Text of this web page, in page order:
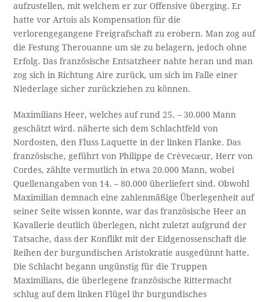
aufzustellen, mit welchem er zur Offensive überging. Er
hatte vor Artois als Kompensation für die
verlorengegangene Freigrafschaft zu erobern. Man zog auf
die Festung Therouanne um sie zu belagern, jedoch ohne
Erfolg. Das französische Entsatzheer nahte heran und man
zog sich in Richtung Aire zurück, um sich im Falle einer
Niederlage sicher zurückziehen zu können.
Maximilians Heer, welches auf rund 25. – 30.000 Mann
geschätzt wird. näherte sich dem Schlachtfeld von
Nordosten, den Fluss Laquette in der linken Flanke. Das
französische, geführt von Philippe de Crèvecœur, Herr von
Cordes, zählte vermutlich in etwa 20.000 Mann, wobei
Quellenangaben von 14. – 80.000 überliefert sind. Obwohl
Maximilian demnach eine zahlenmäßige Überlegenheit auf
seiner Seite wissen konnte, war das französische Heer an
Kavallerie deutlich überlegen, nicht zuletzt aufgrund der
Tatsache, dass der Konflikt mit der Eidgenossenschaft die
Reihen der burgundischen Aristokratie ausgedünnt hatte.
Die Schlacht begann ungünstig für die Truppen
Maximilians, die überlegene französische Rittermacht
schlug auf dem linken Flügel ihr burgundisches